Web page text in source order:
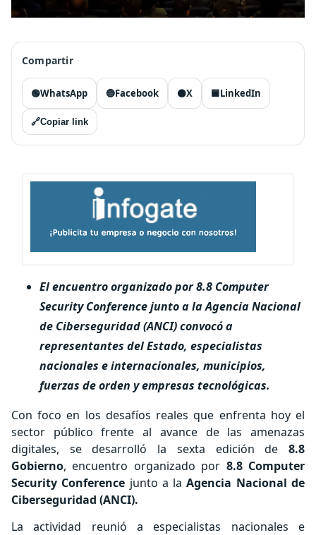
Compartir
🟢WhatsApp 🔵Facebook ⚫X 🟦LinkedIn
🔗Copiar link
El encuentro organizado por8.8 Computer
Security Conferencejunto a laAgencia Nacional
de Ciberseguridad (ANCI)convocó a
representantes del Estado, especialistas
nacionales e internacionales, municipios,
fuerzas de orden y empresas tecnológicas.
Con foco en los desafíos reales que enfrenta hoy el
sector público frente al avance de las amenazas
digitales, se desarrolló la sexta edición de 8.8
Gobierno, encuentro organizado por 8.8 Computer
Security Conference junto a laAgencia Nacional de
Ciberseguridad (ANCI).
La actividad reunió a especialistas nacionales e